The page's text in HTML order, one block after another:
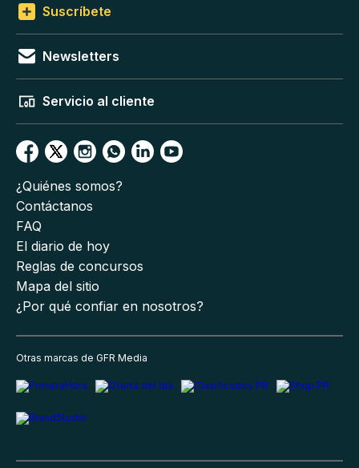
Suscríbete
Newsletters
Servicio al cliente
¿Quiénes somos?
Contáctanos
FAQ
El diario de hoy
Reglas de concursos
Mapa del sitio
¿Por qué confiar en nosotros?
Otras marcas de GFR Media